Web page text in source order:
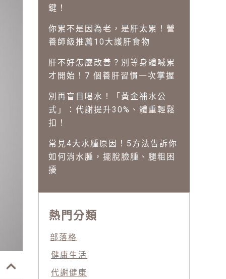
鍵！
你累不是因為老，是肝太累！營
養師級推薦10大護肝食物
肝不好怎麼改善？別等身體喊累
才開始！7 個養肝習慣一次掌握
別再盲目喝水！「黃金補水公
式」：代謝提升30%、體重輕鬆
扣！
常見4大水腫原因！5方法告訴你
如何消水腫，擺脫臉腫、腿粗困
擾
熱門分類
部落格
健康生活
代謝健康